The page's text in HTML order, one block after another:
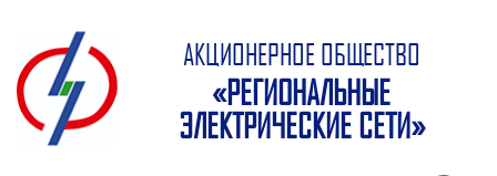
АКЦИОНЕРНОЕ ОБЩЕСТВО
«РЕГИОНАЛЬНЫЕ
ЭЛЕКТРИЧЕСКИЕ СЕТИ»